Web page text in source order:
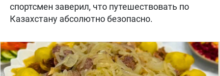
спортсмен заверил, что путешествовать по
Казахстану абсолютно безопасно.